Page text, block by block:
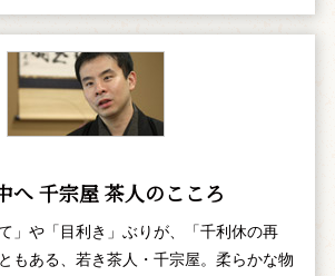
へ 千宗屋 茶人のこころ
」や「目利き」ぶりが、「千利休の再
もある、若き茶人・千宗屋。柔らかな物